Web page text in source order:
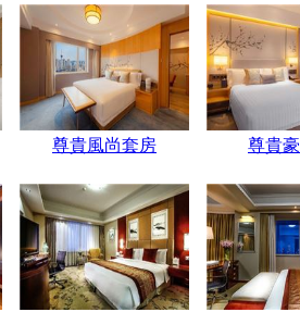
尊貴風尚套房 尊貴